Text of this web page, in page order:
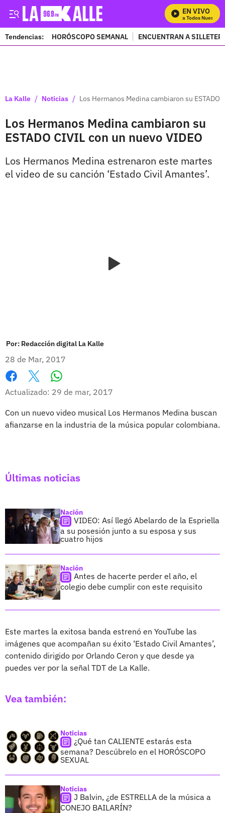
EN VIVO
Mira Todos Nuestros
Tendencias: HORÓSCOPO SEMANAL ENCUENTRAN A
La Kalle / Noticias / Los Hermanos Medina cambiaron su ESTADO
Los Hermanos Medina cambiaron su
ESTADO CIVIL con un nuevo VIDEO
Los Hermanos Medina estrenaron este martes
el video de su canción ‘Estado Civil Amantes’.
Por: Redacción digital La Kalle
28 de Mar, 2017
Facebook
X Whatsapp
Actualizado: 29 de mar, 2017
Con un nuevo video musical Los Hermanos Medina buscan
afianzarse en la industria de la música popular colombiana.
Últimas noticias
Nación
VIDEO: Así llegó Abelardo de la Espriella
a su posesión junto a su esposa y sus
cuatro hijos
Nación
Antes de hacerte perder el año, el
colegio debe cumplir con este requisito
Este martes la exitosa banda estrenó en YouTube las
imágenes que acompañan su éxito ‘Estado Civil Amantes’,
contenido dirigido por Orlando Ceron y que desde ya
puedes ver por la señal TDT de La Kalle.
Vea también:
Noticias
¿Qué tan CALIENTE estarás esta
semana? Descúbrelo en el HORÓSCOPO
SEXUAL
Noticias
J Balvin, ¿de ESTRELLA de la música a
CONEJO BAILARÍN?